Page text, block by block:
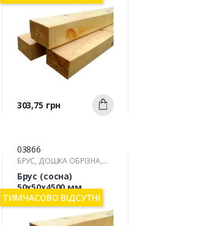
Швидкий
перегляд
Ціна
303,75 грн Купити
03866
БРУС, ДОШКА ОБРІЗНА,
РЕЙКА
Брус (сосна)
50х50х4500 мм
ТИМЧАСОВО ВІДСУТНІ